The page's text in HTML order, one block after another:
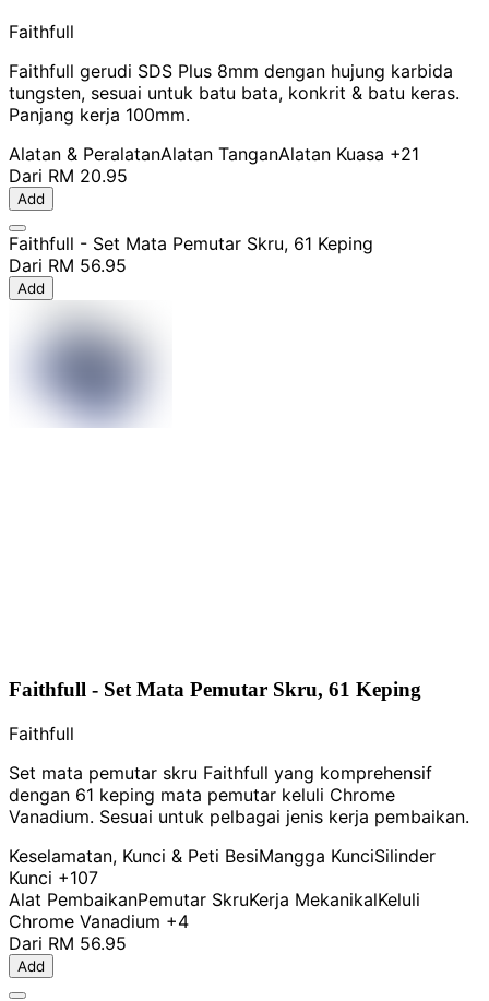
Faithfull
Faithfull gerudi SDS Plus 8mm dengan hujung karbida
tungsten, sesuai untuk batu bata, konkrit & batu keras.
Panjang kerja 100mm.
Alatan & PeralatanAlatan TanganAlatan Kuasa +21
Dari RM 20.95
Add
Faithfull - Set Mata Pemutar Skru, 61 Keping
Dari RM 56.95
Add
Faithfull - Set Mata Pemutar Skru, 61 Keping
Faithfull
Set mata pemutar skru Faithfull yang komprehensif
dengan 61 keping mata pemutar keluli Chrome
Vanadium. Sesuai untuk pelbagai jenis kerja pembaikan.
Keselamatan, Kunci & Peti BesiMangga KunciSilinder
Kunci +107
Alat PembaikanPemutar SkruKerja MekanikalKeluli
Chrome Vanadium +4
Dari RM 56.95
Add